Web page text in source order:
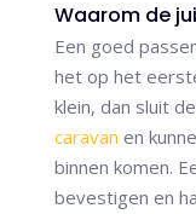
Waarom de
Een goed
het op het
klein, dan sluit
caravan en
binnen komen.
bevestigen en